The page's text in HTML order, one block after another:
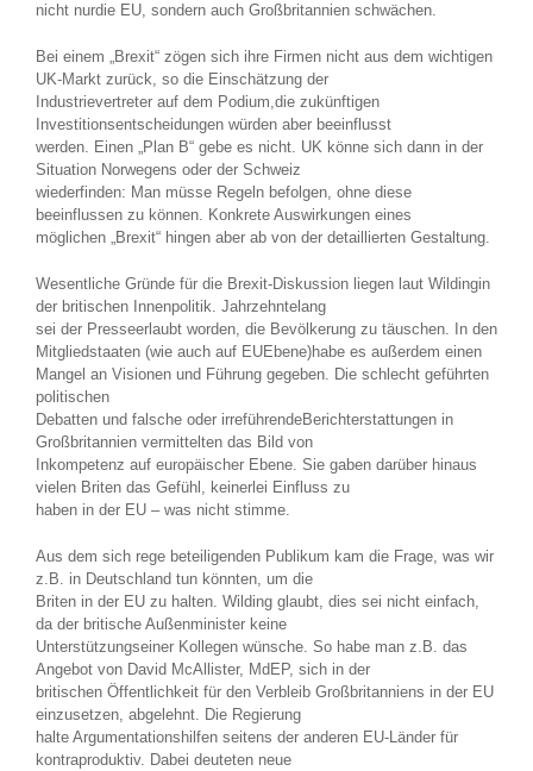
nicht nurdie EU, sondern auch Großbritannien schwächen.
Bei einem „Brexit“ zögen sich ihre Firmen nicht aus dem wichtigen
UK-Markt zurück, so die Einschätzung der
Industrievertreter auf dem Podium,die zukünftigen
Investitionsentscheidungen würden aber beeinflusst
werden. Einen „Plan B“ gebe es nicht. UK könne sich dann in der
Situation Norwegens oder der Schweiz
wiederfinden: Man müsse Regeln befolgen, ohne diese
beeinflussen zu können. Konkrete Auswirkungen eines
möglichen „Brexit“ hingen aber ab von der detaillierten Gestaltung.
Wesentliche Gründe für die Brexit-Diskussion liegen laut Wildingin
der britischen Innenpolitik. Jahrzehntelang
sei der Presseerlaubt worden, die Bevölkerung zu täuschen. In den
Mitgliedstaaten (wie auch auf EUEbene)habe es außerdem einen
Mangel an Visionen und Führung gegeben. Die schlecht geführten
politischen
Debatten und falsche oder irreführendeBerichterstattungen in
Großbritannien vermittelten das Bild von
Inkompetenz auf europäischer Ebene. Sie gaben darüber hinaus
vielen Briten das Gefühl, keinerlei Einfluss zu
haben in der EU – was nicht stimme.
Aus dem sich rege beteiligenden Publikum kam die Frage, was wir
z.B. in Deutschland tun könnten, um die
Briten in der EU zu halten. Wilding glaubt, dies sei nicht einfach,
da der britische Außenminister keine
Unterstützungseiner Kollegen wünsche. So habe man z.B. das
Angebot von David McAllister, MdEP, sich in der
britischen Öffentlichkeit für den Verbleib Großbritanniens in der EU
einzusetzen, abgelehnt. Die Regierung
halte Argumentationshilfen seitens der anderen EU-Länder für
kontraproduktiv. Dabei deuteten neue